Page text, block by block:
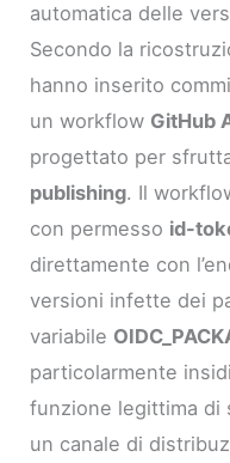
automatica delle
Secondo la
hanno inserito
un workflow GitHub
progettato per
publishing. Il
con permesso id-
direttamente con
versioni infette dei
variabile
particolarmente
funzione legittima di
un canale di